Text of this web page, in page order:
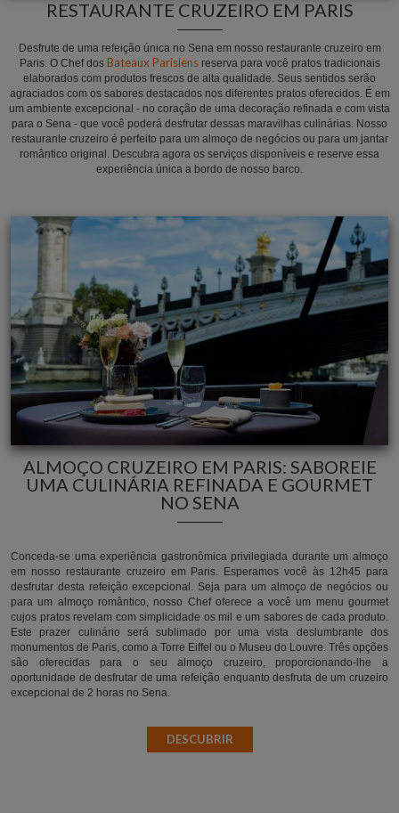
RESTAURANTE CRUZEIRO EM PARIS
Desfrute de uma refeição única no Sena em nosso restaurante cruzeiro em
Paris. O Chef dos Bateaux Parisiensreserva para você pratos tradicionais
elaborados com produtos frescos de alta qualidade. Seus sentidos serão
agraciados com os sabores destacados nos diferentes pratos oferecidos. É em
um ambiente excepcional - no coração de uma decoração refinada e com vista
para o Sena - que você poderá desfrutar dessas maravilhas culinárias. Nosso
restaurante cruzeiro é perfeito para um almoço de negócios ou para um jantar
romântico original. Descubra agora os serviços disponíveis e reserve essa
experiência única a bordo de nosso barco.
ALMOÇO CRUZEIRO EM PARIS: SABOREIE
UMA CULINÁRIA REFINADA E GOURMET
NO SENA
Conceda-se uma experiência gastronômica privilegiada durante um almoço
em nosso restaurante cruzeiro em Paris. Esperamos você às 12h45 para
desfrutar desta refeição excepcional. Seja para um almoço de negócios ou
para um almoço romântico, nosso Chef oferece a você um menu gourmet
cujos pratos revelam com simplicidade os mil e um sabores de cada produto.
Este prazer culinário será sublimado por uma vista deslumbrante dos
monumentos de Paris, como a Torre Eiffel ou o Museu do Louvre. Três opções
são oferecidas para o seu almoço cruzeiro, proporcionando-lhe a
oportunidade de desfrutar de uma refeição enquanto desfruta de um cruzeiro
excepcional de 2 horas no Sena.
DESCUBRIR